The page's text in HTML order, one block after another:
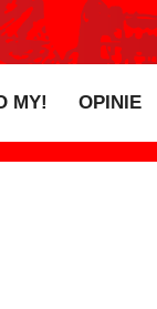
MY! OPINIE